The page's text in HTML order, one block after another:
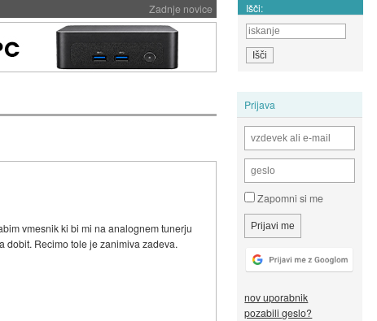
Zadnje novice Išči:
Prijava
Zapomni si me
nov uporabnik
pozabili geslo?
vmesnik ki bi mi na analognem tunerju
dobit. Recimo tole je zanimiva zadeva.